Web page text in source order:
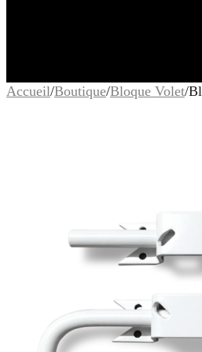
Accueil/Boutique/Bloque Volet/